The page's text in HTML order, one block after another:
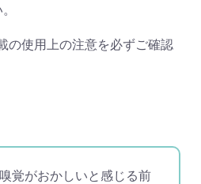
の使用上の注意を必ずご確認
嗅覚がおかしいと感じる前